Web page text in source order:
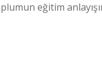
eğitim